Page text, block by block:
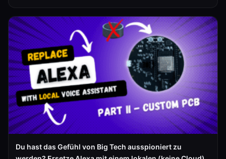
Du hast das Gefühl von Big Tech ausspioniert zu